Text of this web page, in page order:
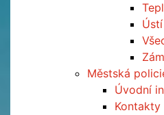
Ústí
Městská
Úvodní
Kontakty